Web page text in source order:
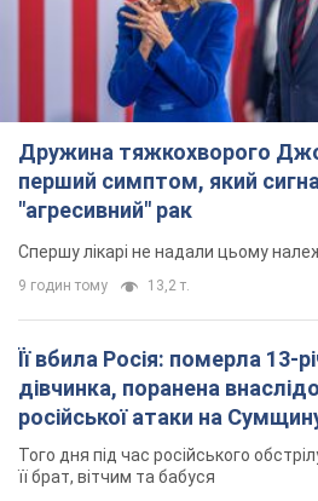
Дружина тяжкохворого
перший симптом, який
"агресивний" рак
Спершу лікарі не надали цьому
9 годин тому 13,2 т.
Її вбила Росія: померла 13-
дівчинка, поранена
російської атаки на
Того дня під час російського
її брат, вітчим та бабуся